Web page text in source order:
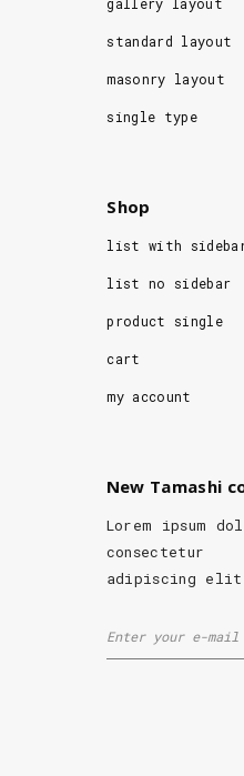
gallery layout
standard layout
masonry layout
single type
Shop
list with
list no sidebar
product single
cart
my account
New Tamashi
Lorem ipsum
consectetur
adipiscing elit,